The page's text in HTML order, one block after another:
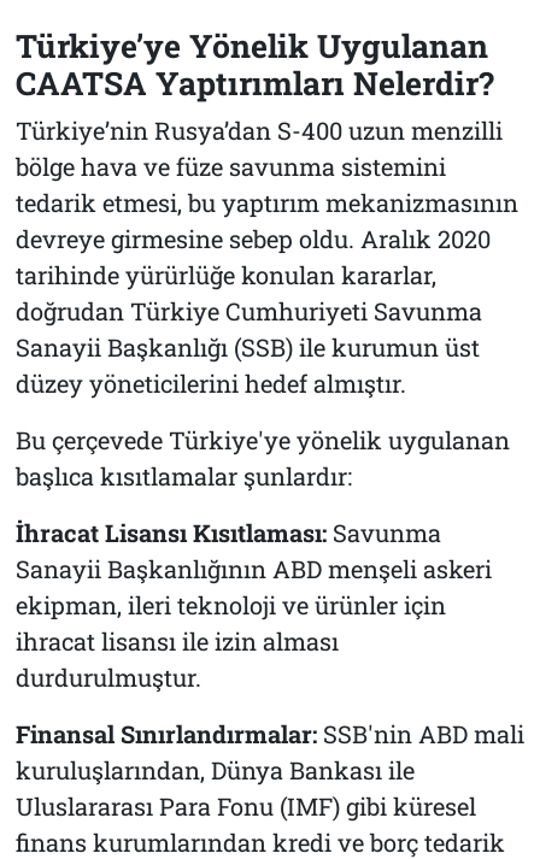
Türkiye’ye Yönelik Uygulanan
CAATSA Yaptırımları Nelerdir?
Türkiye’nin Rusya’dan S-400 uzun menzilli
bölge hava ve füze savunma sistemini
tedarik etmesi, bu yaptırım mekanizmasının
devreye girmesine sebep oldu. Aralık 2020
tarihinde yürürlüğe konulan kararlar,
doğrudan Türkiye Cumhuriyeti Savunma
Sanayii Başkanlığı (SSB) ile kurumun üst
düzey yöneticilerini hedef almıştır.
Bu çerçevede Türkiye'ye yönelik uygulanan
başlıca kısıtlamalar şunlardır:
İhracat Lisansı Kısıtlaması: Savunma
Sanayii Başkanlığının ABD menşeli askeri
ekipman, ileri teknoloji ve ürünler için
ihracat lisansı ile izin alması
durdurulmuştur.
Finansal Sınırlandırmalar:SSB'nin ABD mali
kuruluşlarından, Dünya Bankası ile
Uluslararası Para Fonu (IMF) gibi küresel
finans kurumlarından kredi ve borç tedarik